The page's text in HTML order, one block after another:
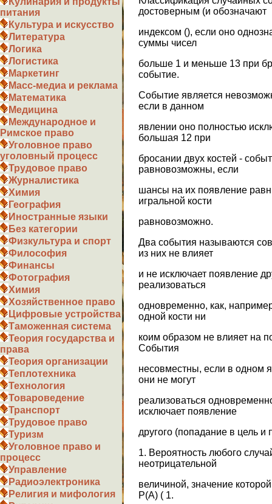
питания
Культура и искусство
Литература
Логика
Логистика
Маркетинг
Масс-медиа и реклама
Математика
Медицина
Международное и
Римское право
Уголовное право
уголовный процесс
Трудовое право
Журналистика
Химия
География
Иностранные языки
Без категории
Физкультура и спорт
Философия
Финансы
Фотография
Химия
Хозяйственное право
Цифровые устройства
Таможенная система
Теория государства и
права
Теория организации
Теплотехника
Технология
Товароведение
Транспорт
Трудовое право
Туризм
Уголовное право и
процесс
Управление
Радиоэлектроника
Религия и мифология
достоверным (и обозначают
индексом (), если оно
суммы чисел
больше 1 и меньше 13 при
событие.
Событие является
если в данном
явлении оно полностью
большая 12 при
бросании двух костей -
равновозможны, если
шансы на их появление
игральной кости
равновозможно.
Два события называются
из них не влияет
и не исключает появление
реализоваться
одновременно, как,
одной кости ни
коим образом не влияет на
События
несовместны, если в одном
они не могут
реализоваться
исключает появление
другого (попадание в цель
1. Вероятность любого
неотрицательной
величиной, значение
Р(А) ( 1.